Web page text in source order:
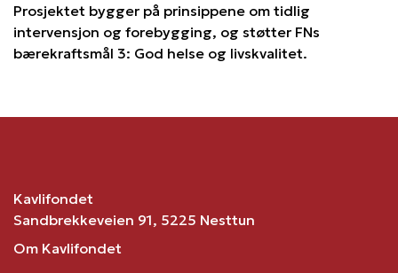
Prosjektet bygger på prinsippene om tidlig
intervensjon og forebygging, og støtter FNs
bærekraftsmål 3: God helse og livskvalitet.
Kavlifondet
Sandbrekkeveien 91, 5225 Nesttun
Om Kavlifondet